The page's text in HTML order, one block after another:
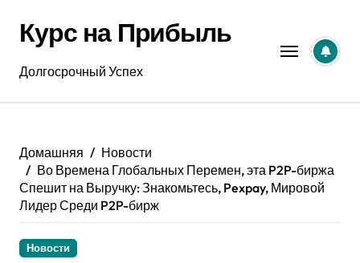
содержанию
Курс на Прибыль
Долгосрочный Успех
Домашняя
Новости
Во Времена Глобальных Перемен, эта P2P-биржа
Спешит на Выручку: Знакомьтесь, Pexpay, Мировой
Лидер Среди P2P-бирж
Новости